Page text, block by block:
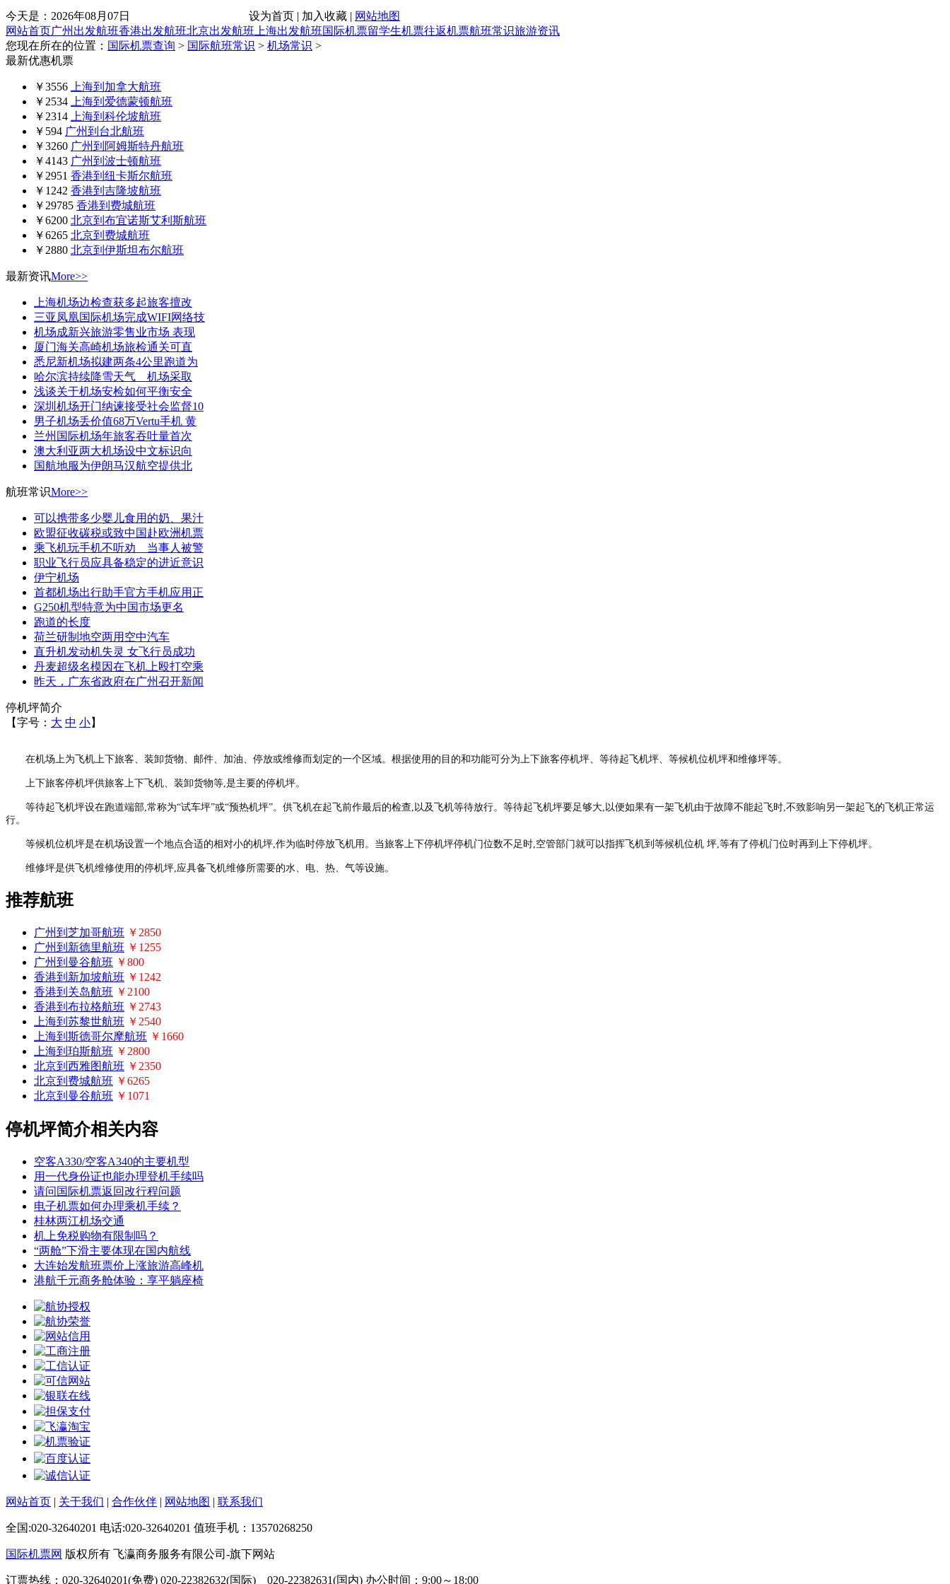
今天是： 2026年08月07日 设为首页 | 加入收藏 | 网站地图
网站首页广州出发航班香港出发航班北京出发航班 上海出发航班国际机票留学生机票往返机票航班常识旅游资讯
您现在所在的位置： 国际机票查询 > 国际航班常识 > 机场常识 >
最新优惠机票
￥3556
上海到加拿大航班
￥2534
上海到爱德蒙顿航班
￥2314
上海到科伦坡航班
￥594 广州到台北航班
￥3260 广州到阿姆斯特丹航班
￥4143 广州到波士顿航班
￥2951 香港到纽卡斯尔航班
￥1242 香港到吉隆坡航班
￥29785 香港到费城航班
￥6200 北京到布宜诺斯艾利斯航班
￥6265 北京到费城航班
￥2880 北京到伊斯坦布尔航班
最新资讯More>>
上海机场边检查获多起旅客擅改
三亚凤凰国际机场完成WIFI网络技
机场成新兴旅游零售业市场 表现
厦门海关高崎机场旅检通关可直
悉尼新机场拟建两条4公里跑道为
哈尔滨持续降雪天气 机场采取
浅谈关于机场安检如何平衡安全
深圳机场开门纳谏接受社会监督10
男子机场丢价值68万Vertu手机 黄
兰州国际机场年旅客吞吐量首次
澳大利亚两大机场设中文标识向
国航地服为伊朗马汉航空提供北
航班常识More>>
可以携带多少婴儿食用的奶、果汁
欧盟征收碳税或致中国赴欧洲机票
乘飞机玩手机不听劝 当事人被警
职业飞行员应具备稳定的进近意识
伊宁机场
首都机场出行助手官方手机应用正
G250机型特意为中国市场更名
跑道的长度
荷兰研制地空两用空中汽车
直升机发动机失灵 女飞行员成功
丹麦超级名模因在飞机上殴打空乘
昨天，广东省政府在广州召开新闻
停机坪简介
【字号： 大 中 小】
在机场上为飞机上下旅客、装卸货物、邮件、加油、停放或维修而划定的一个区域。根据使用的目的和功能可分为上下旅客停机坪、等待起飞机坪、等候机位机坪和维修坪等。
上下旅客停机坪供旅客上下飞机、装卸货物等,是主要的停机坪。
等待起飞机坪设在跑道端部,常称为“试车坪”或“预热机坪”。供飞机在起飞前作最后的检查, 以及飞机等待放行。等待起飞机坪要足够大, 以便如果有一架飞机由于故障不能起飞时,不致影响另一架起飞的飞机正常运
行。
等候机位机坪是在机场设置一个地点合适的相对小的机坪,作为临时停放飞机用。当旅客上下停机坪停机门位数不足时,空管部门就可以指挥飞机到等候机位机 坪,等有了停机门位时再到上下停机坪。
维修坪是供飞机维修使用的停机坪,应具备飞机维修所需要的水、电、热、气等设施。
推荐航班
广州到芝加哥航班 ￥2850
广州到新德里航班 ￥1255
广州到曼谷航班 ￥800
香港到新加坡航班 ￥1242
香港到关岛航班 ￥2100
香港到布拉格航班 ￥2743
上海到苏黎世航班 ￥2540
上海到斯德哥尔摩航班 ￥1660
上海到珀斯航班 ￥2800
北京到西雅图航班 ￥2350
北京到费城航班 ￥6265
北京到曼谷航班 ￥1071
停机坪简介相关内容
空客A330/空客A340的主要机型
用一代身份证也能办理登机手续吗
请问国际机票返回改行程问题
电子机票如何办理乘机手续？
桂林两江机场交通
机上免税购物有限制吗？
“两舱”下滑主要体现在国内航线
大连始发航班票价上涨旅游高峰机
港航千元商务舱体验：享平躺座椅
网站首页 | 关于我们 | 合作伙伴 | 网站地图 | 联系我们
全国:020-32640201 电话:020-32640201 值班手机：13570268250
国际机票网 版权所有 飞瀛商务服务有限公司-旗下网站
订票热线：020-32640201(免费) 020-22382632(国际) 020-22382631(国内) 办公时间：9:00～18:00